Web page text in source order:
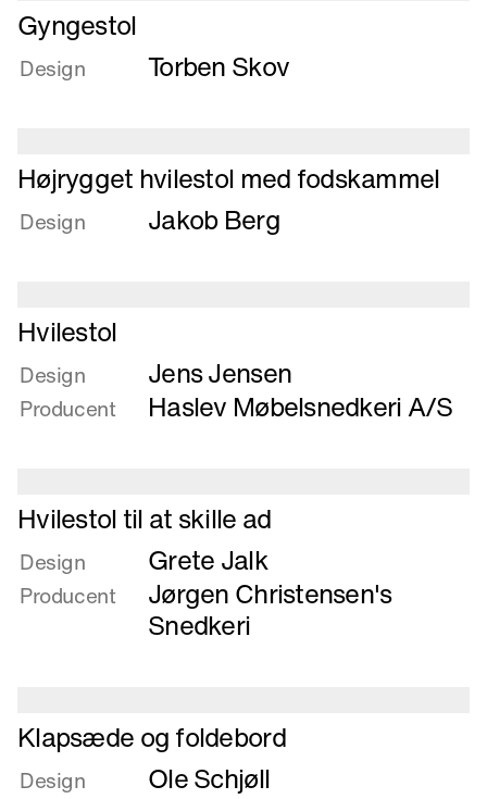
Læs
mere
om
Gyngestol
Design Torben Skov
Læs
mere
om
fodskammel
Højrygget hvilestol med fodskammel
Design Jakob Berg
Læs
mere
om
Hvilestol
Hvilestol
Design Jens Jensen
Producent Haslev Møbelsnedkeri A/S
Læs
mere
om
Hvilestol
til
Hvilestol til at skille ad
Design Grete Jalk
Producent
Jørgen Christensen's
Snedkeri
Læs
mere
om
Klapsæde og foldebord
Design Ole Schjøll